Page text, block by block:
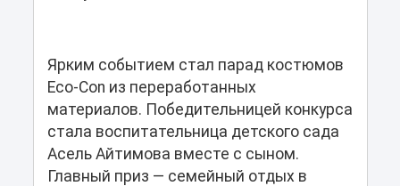
Ярким событием стал парад костюмов
Eco-Con из переработанных
материалов. Победительницей конкурса
стала воспитательница детского сада
Асель Айтимова вместе с сыном.
Главный приз — семейный отдых в